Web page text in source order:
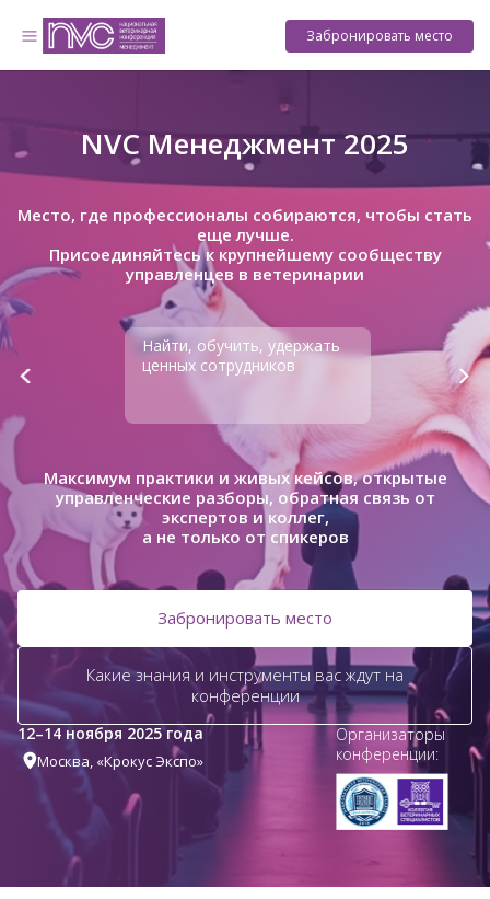
Забронировать место
NVC Менеджмент 2025
Место, где профессионалы собираются, чтобы стать
еще лучше.
Присоединяйтесь к крупнейшему сообществу
управленцев в ветеринарии
Найти, обучить, удержать
ценных сотрудников
Максимум практики и живых кейсов, открытые
управленческие разборы, обратная связь от
экспертов и коллег,
а не только от спикеров
Забронировать место
Какие знания и инструменты вас ждут на
конференции
12–14 ноября 2025 года
Москва, «Крокус Экспо»
Организаторы
конференции: